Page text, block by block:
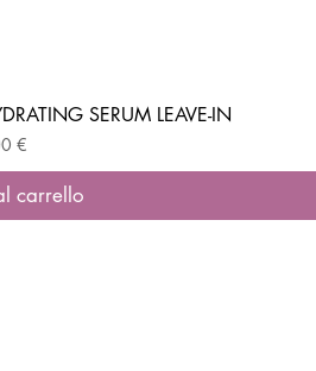
SERUM LEAVE-IN
€
carrello